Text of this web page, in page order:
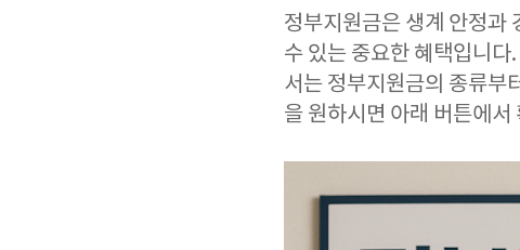
정부지원금은 생계 안정과
수 있는 중요한 혜택입니다
서는 정부지원금의 종류부
을 원하시면 아래 버튼에서